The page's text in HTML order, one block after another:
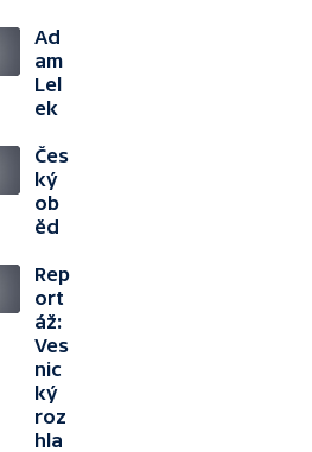
Ad
am
Lel
ek
Čes
ký
ob
ěd
Rep
ort
áž:
Ves
nic
ký
roz
hla